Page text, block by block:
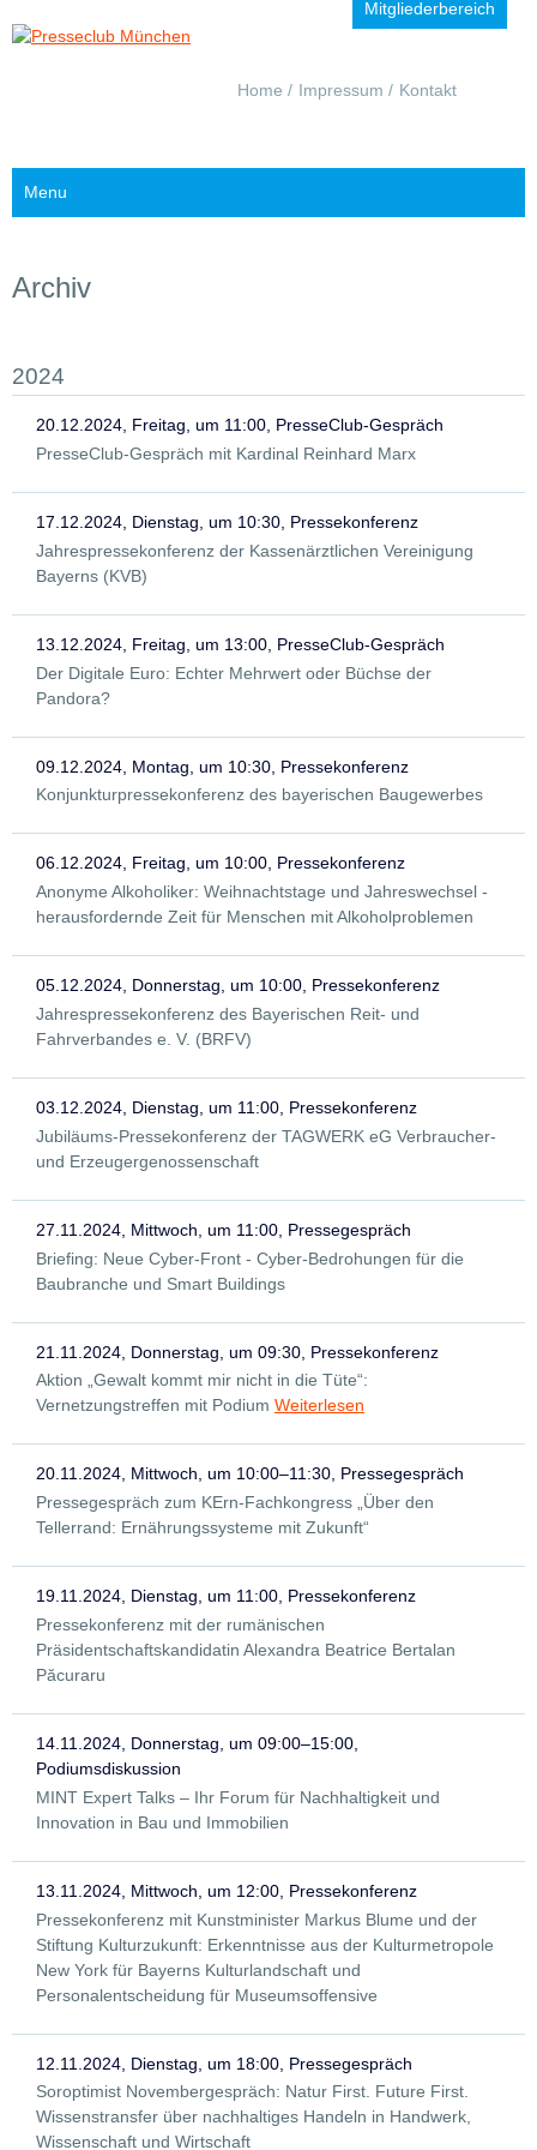
Mitgliederbereich
Navigation
Home Impressum Kontakt
Menu
Archiv
2024
20.12.2024, Freitag, um 11:00, PresseClub-Gespräch
PresseClub-Gespräch mit Kardinal Reinhard Marx
17.12.2024, Dienstag, um 10:30, Pressekonferenz
Jahrespressekonferenz der Kassenärztlichen Vereinigung
Bayerns (KVB)
13.12.2024, Freitag, um 13:00, PresseClub-Gespräch
Der Digitale Euro: Echter Mehrwert oder Büchse der
Pandora?
09.12.2024, Montag, um 10:30, Pressekonferenz
Konjunkturpressekonferenz des bayerischen Baugewerbes
06.12.2024, Freitag, um 10:00, Pressekonferenz
Anonyme Alkoholiker: Weihnachtstage und Jahreswechsel -
herausfordernde Zeit für Menschen mit Alkoholproblemen
05.12.2024, Donnerstag, um 10:00, Pressekonferenz
Jahrespressekonferenz des Bayerischen Reit- und
Fahrverbandes e. V. (BRFV)
03.12.2024, Dienstag, um 11:00, Pressekonferenz
Jubiläums-Pressekonferenz der TAGWERK eG Verbraucher-
und Erzeugergenossenschaft
27.11.2024, Mittwoch, um 11:00, Pressegespräch
Briefing: Neue Cyber-Front - Cyber-Bedrohungen für die
Baubranche und Smart Buildings
21.11.2024, Donnerstag, um 09:30, Pressekonferenz
Aktion „Gewalt kommt mir nicht in die Tüte“:
Vernetzungstreffen mit Podium Weiterlesen
20.11.2024, Mittwoch, um 10:00–11:30, Pressegespräch
Pressegespräch zum KErn-Fachkongress „Über den
Tellerrand: Ernährungssysteme mit Zukunft“
19.11.2024, Dienstag, um 11:00, Pressekonferenz
Pressekonferenz mit der rumänischen
Präsidentschaftskandidatin Alexandra Beatrice Bertalan
Păcuraru
14.11.2024, Donnerstag, um 09:00–15:00,
Podiumsdiskussion
MINT Expert Talks – Ihr Forum für Nachhaltigkeit und
Innovation in Bau und Immobilien
13.11.2024, Mittwoch, um 12:00, Pressekonferenz
Pressekonferenz mit Kunstminister Markus Blume und der
Stiftung Kulturzukunft: Erkenntnisse aus der Kulturmetropole
New York für Bayerns Kulturlandschaft und
Personalentscheidung für Museumsoffensive
12.11.2024, Dienstag, um 18:00, Pressegespräch
Soroptimist Novembergespräch: Natur First. Future First.
Wissenstransfer über nachhaltiges Handeln in Handwerk,
Wissenschaft und Wirtschaft